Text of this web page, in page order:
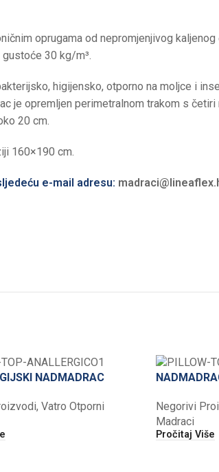
oprugama od nepromjenjivog kaljenog
30 kg/m³.
higijensko, otporno na moljce i
je opremljen perimetralnom trakom s
20 cm.
160×190 cm.
e-mail adresu:
NADMADRAC
, Vatro Otporni
Negorivi
Madraci
Pročitaj Više